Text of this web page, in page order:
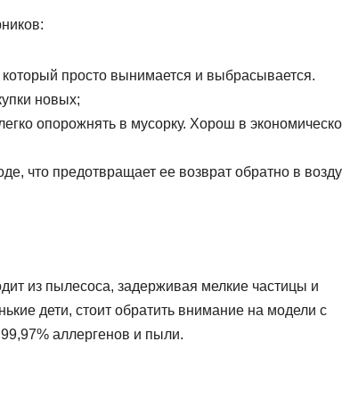
просто вынимается и выбрасывается.
новых;
опорожнять в мусорку. Хорош в
что предотвращает ее возврат обратно в
из пылесоса, задерживая мелкие частицы и
дети, стоит обратить внимание на модели с
аллергенов и пыли.